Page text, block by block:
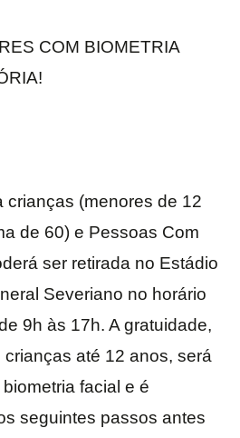
COM BIOMETRIA
crianças (menores de 12
de 60) e Pessoas Com
ser retirada no Estádio
Severiano no horário
9h às 17h. A gratuidade,
até 12 anos, será
facial e é
seguintes passos antes